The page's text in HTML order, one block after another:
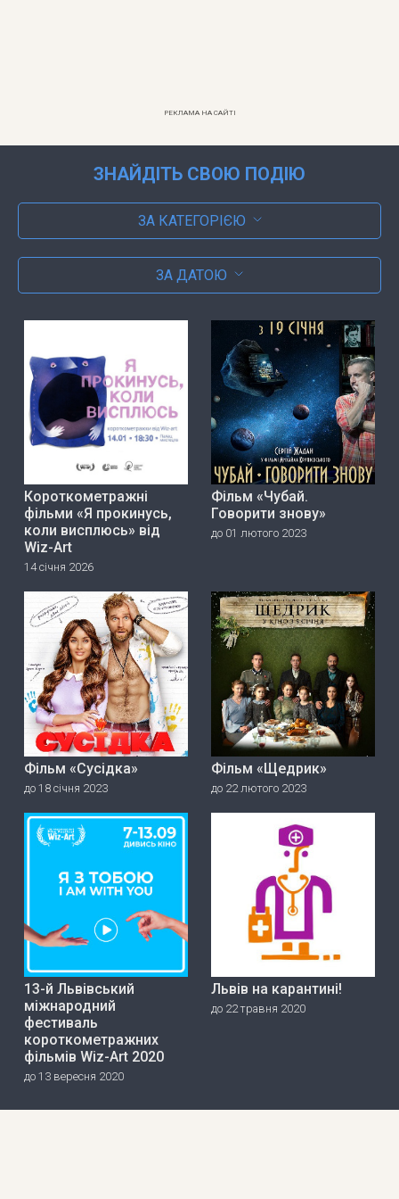
РЕКЛАМА НА САЙТІ
ЗНАЙДІТЬ СВОЮ ПОДІЮ
ЗА КАТЕГОРІЄЮ
ЗА ДАТОЮ
Короткометражні
фільми «Я прокинусь,
коли висплюсь» від
Wiz-Art
14 січня 2026
Фільм «Чубай.
Говорити знову»
до 01 лютого 2023
Фільм «Сусідка»
до 18 січня 2023
Фільм «Щедрик»
до 22 лютого 2023
13-й Львівський
міжнародний
фестиваль
короткометражних
фільмів Wiz-Art 2020
до 13 вересня 2020
Львів на карантині!
до 22 травня 2020